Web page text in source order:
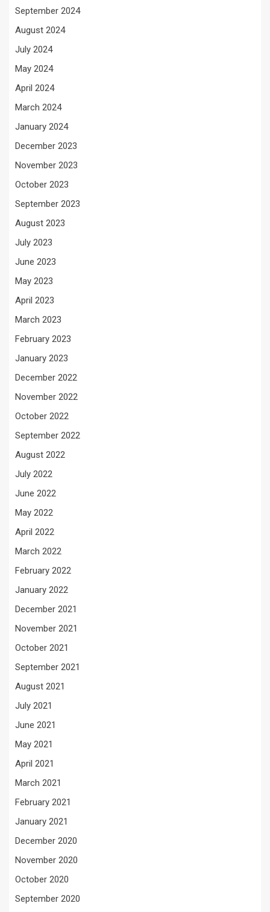
September 2024
August 2024
July 2024
May 2024
April 2024
March 2024
January 2024
December 2023
November 2023
October 2023
September 2023
August 2023
July 2023
June 2023
May 2023
April 2023
March 2023
February 2023
January 2023
December 2022
November 2022
October 2022
September 2022
August 2022
July 2022
June 2022
May 2022
April 2022
March 2022
February 2022
January 2022
December 2021
November 2021
October 2021
September 2021
August 2021
July 2021
June 2021
May 2021
April 2021
March 2021
February 2021
January 2021
December 2020
November 2020
October 2020
September 2020